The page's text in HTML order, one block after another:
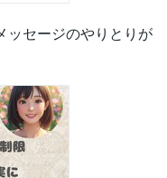
ッセージのやりとりが